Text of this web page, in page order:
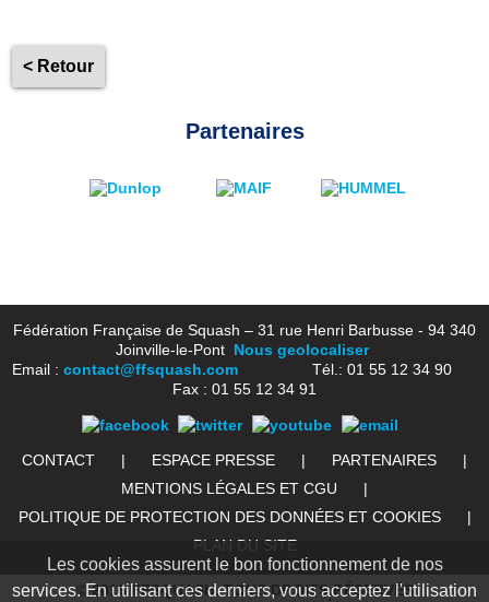
< Retour
Partenaires
Fédération Française de Squash – 31 rue Henri Barbusse - 94 340
Joinville-le-Pont Nous geolocaliser
Email : contact@ffsquash.comTél.: 01 55 12 34 90
Fax : 01 55 12 34 91
CONTACT | ESPACE PRESSE | PARTENAIRES
|
MENTIONS LÉGALES ET CGU
|
POLITIQUE DE PROTECTION DES DONNÉES ET COOKIES
|
PLAN DU SITE
© 2016 FFSQUASH. TOUS DROITS RÉSERVÉS
Les cookies assurent le bon fonctionnement de nos
services. En utilisant ces derniers, vous acceptez l'utilisation